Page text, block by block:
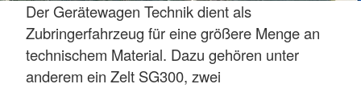
Der Gerätewagen Technik dient als
Zubringerfahrzeug für eine größere Menge an
technischem Material. Dazu gehören unter
anderem ein Zelt SG300, zwei